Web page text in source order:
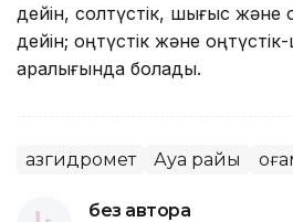
дейін, солтүстік, шығыс және
дейін; оңтүстік және
аралығында болады.
Қазгидромет Ауа райы
без автора